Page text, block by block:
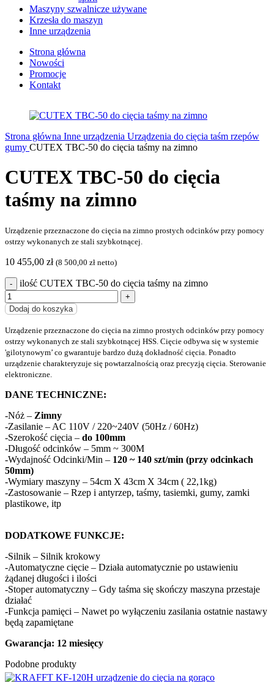
Maszyny szwalnicze używane
Krzesła do maszyn
Inne urządzenia
Strona główna
Nowości
Promocje
Kontakt
Strona główna Inne urządzenia Urządzenia do cięcia taśm rzepów
gumy CUTEX TBC-50 do cięcia taśmy na zimno
CUTEX TBC-50 do cięcia
taśmy na zimno
Urządzenie przeznaczone do cięcia na zimno prostych odcinków przy pomocy
ostrzy wykonanych ze stali szybkotnącej.
10 455,00 zł (8 500,00 zł netto)
ilość CUTEX TBC-50 do cięcia taśmy na zimno
Dodaj do koszyka
Urządzenie przeznaczone do cięcia na zimno prostych odcinków przy pomocy
ostrzy wykonanych ze stali szybkotnącej HSS. Cięcie odbywa się w systemie
'gilotynowym’ co gwarantuje bardzo dużą dokładność cięcia. Ponadto
urządzenie charakteryzuje się powtarzalnością oraz precyzją cięcia. Sterowanie
elektroniczne.
DANE TECHNICZNE:
-Nóż – Zimny
-Zasilanie – AC 110V / 220~240V (50Hz / 60Hz)
-Szerokość cięcia – do 100mm
-Długość odcinków – 5mm ~ 300M
-Wydajność Odcinki/Min – 120 ~ 140 szt/min (przy odcinkach
50mm)
-Wymiary maszyny – 54cm X 43cm X 34cm ( 22,1kg)
-Zastosowanie – Rzep i antyrzep, taśmy, tasiemki, gumy, zamki
plastikowe, itp
DODATKOWE FUNKCJE:
-Silnik – Silnik krokowy
-Automatyczne cięcie – Działa automatycznie po ustawieniu
żądanej długości i ilości
-Stoper automatyczny – Gdy taśma się skończy maszyna przestaje
działać
-Funkcja pamięci – Nawet po wyłączeniu zasilania ostatnie nastawy
będą zapamiętane
Gwarancja: 12 miesięcy
Podobne produkty